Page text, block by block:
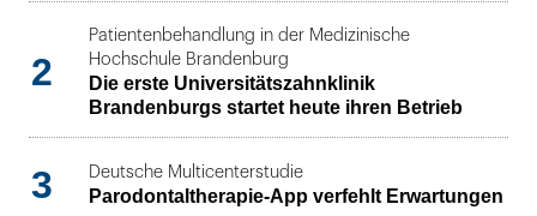
2
Patientenbehandlung in der Medizinische
Hochschule Brandenburg
Die erste Universitätszahnklinik
Brandenburgs startet heute ihren Betrieb
3 Deutsche Multicenterstudie
Parodontaltherapie-App verfehlt Erwartungen